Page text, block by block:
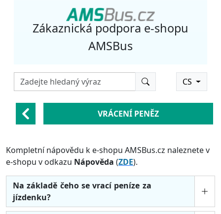
Zákaznická podpora e-shopu
AMSBus
CS
VRÁCENÍ PENĚZ
Kompletní nápovědu k e-shopu AMSBus.cz naleznete v
e-shopu v odkazu Nápověda (ZDE).
Na základě čeho se vrací peníze za
jízdenku?